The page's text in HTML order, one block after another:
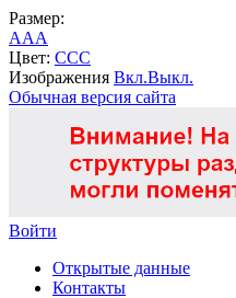
Размер:
AAA
Цвет: CCC
Изображения Вкл.Выкл.
Обычная версия сайта
Войти
Открытые данные
Контакты